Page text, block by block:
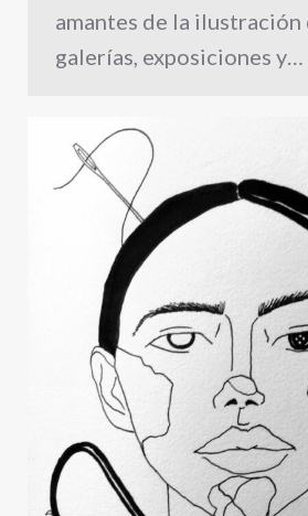
amantes de la ilustración
galerías, exposiciones y…